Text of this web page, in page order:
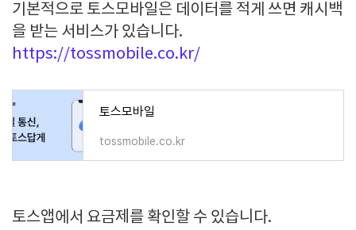
기본적으로 토스모바일은 데이터를 적게 쓰면 캐시백
을 받는 서비스가 있습니다.
https://tossmobile.co.kr/
토스모바일
tossmobile.co.kr
토스앱에서 요금제를 확인할 수 있습니다.